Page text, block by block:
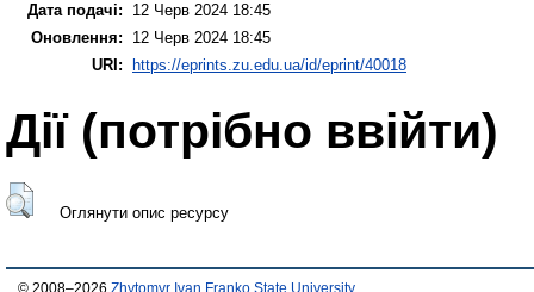
Дата подачі:
12 Черв 2024 18:45
Оновлення:
12 Черв 2024 18:45
URI:
https://eprints.zu.edu.ua/id/eprint/40018
Дії ​​(потрібно ввійти)
Оглянути опис ресурсу
© 2008–2026 Zhytomyr Ivan Franko State University